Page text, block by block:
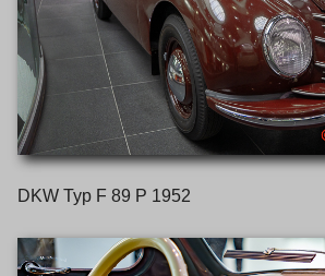
DKW Typ F 89 P 1952